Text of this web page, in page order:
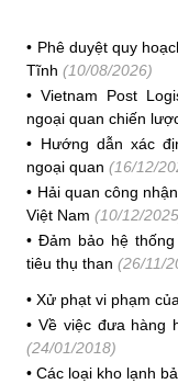
• Phê duyệt quy
Tĩnh (10/08/2026)
•Vietnam Post
ngoại quan chiến
• Hướng dẫn xác
ngoại quan (16/12/
• Hải quan công
Việt Nam (10/12/
•Đảm bảo hệ
tiêu thụ than (26/11/
•Xử phạt vi phạm
•Về việc đưa hàng
(24/01/2018)
•Các loại kho lạnh